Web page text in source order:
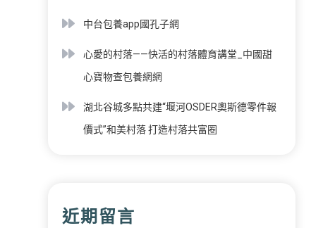
中台包養app國孔子網
心愛的村落——快活的村落體育講堂_中國甜
心寶物查包養網網
湖北谷城多點共建“堰河OSDER奧斯德零件報
價式”和美村落 打造村落共富圈
近期留言